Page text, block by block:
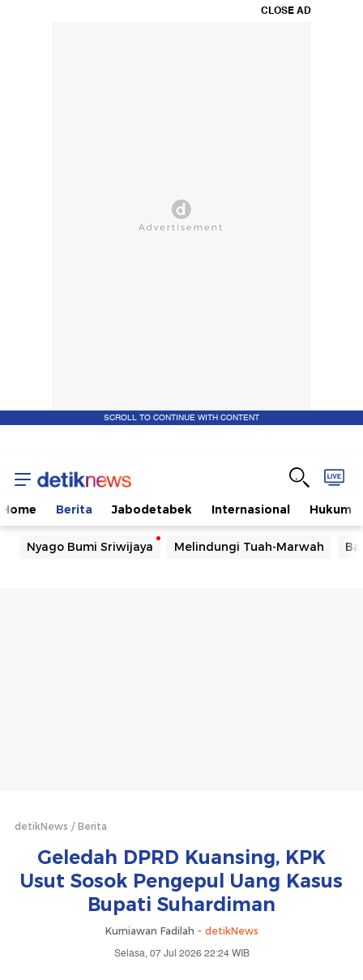
CLOSE AD
SCROLL TO CONTINUE WITH CONTENT
Home Berita Jabodetabek Internasional Hukum
Nyago Bumi Sriwijaya Melindungi Tuah-Marwah
detikNews Berita
Geledah DPRD Kuansing, KPK
Usut Sosok Pengepul Uang Kasus
Bupati Suhardiman
Kurniawan Fadilah - detikNews
Selasa, 07 Jul 2026 22:24 WIB